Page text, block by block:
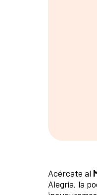
Acércate al
Alegría, la